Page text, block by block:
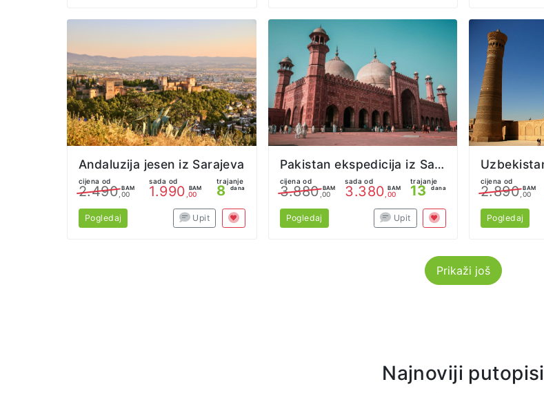
Andaluzija jesen iz Sarajeva
cijena od
2.490 BAM
,00
sada od
1.990 BAM
,00
trajanje
8 dana
Pogledaj Upit
Pakistan ekspedicija iz Sarajeva
cijena od
3.880 BAM
,00
sada od
3.380 BAM
,00
trajanje
13 dana
Pogledaj Upit
cijena od
2.890 BAM
,00
Pogledaj
Prikaži još
Najnoviji putopisi